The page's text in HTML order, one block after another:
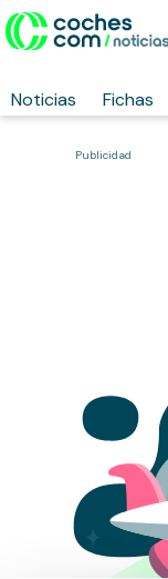
Noticias Fichas
Publicidad